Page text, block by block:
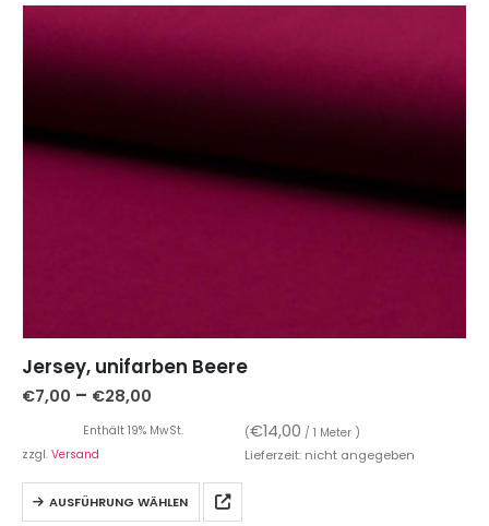
Jersey, unifarben Beere
€7,00 – €28,00
Enthält 19% MwSt. (€14,00 / 1 Meter )
zzgl. Versand Lieferzeit: nicht angegeben
AUSFÜHRUNG WÄHLEN